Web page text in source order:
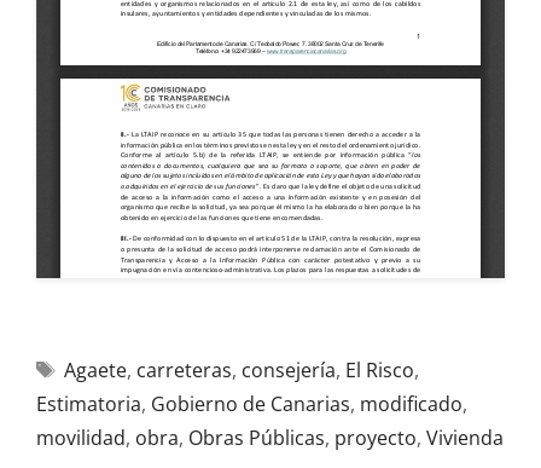
Agaete, carreteras, consejería, El Risco,
Estimatoria, Gobierno de Canarias, modificado,
movilidad, obra, Obras Públicas, proyecto, Vivienda